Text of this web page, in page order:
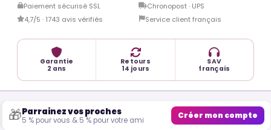
Paiement sécurisé SSL
Chronopost · UPS
4,7/5 · 1743 avis vérifiés
Service client français
Garantie
2 ans
Retours
14 jours
SAV
français
🎁Parrainez vos proches
5 % pour vous & 5 % pour votre ami Créer mon compte